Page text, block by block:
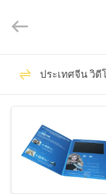
บ้าน
สินค้า
เกี่ยว
กับ
Videoinfolder
Technology
All
Reserved.
แผ่นพับ
ประเทศจีน วิดี